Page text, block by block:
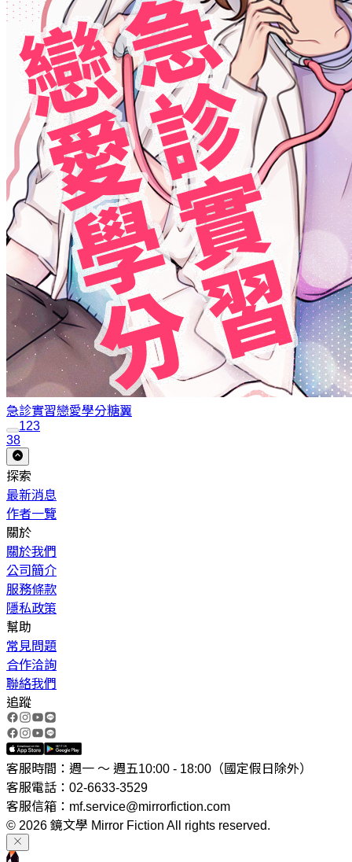
急診實習戀愛學分糖翼
123
38
探索
最新消息
作者一覽
關於
關於我們
公司簡介
服務條款
隱私政策
幫助
常見問題
合作洽詢
聯絡我們
追蹤
客服時間：週一 ～ 週五10:00 - 18:00（國定假日除外）
客服電話：02-6633-3529
客服信箱：mf.service@mirrorfiction.com
© 2026 鏡文學 Mirror Fiction All rights reserved.